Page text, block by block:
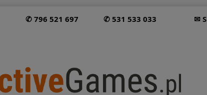
✆ 796 521 697 ✆ 531 533 033 ✉